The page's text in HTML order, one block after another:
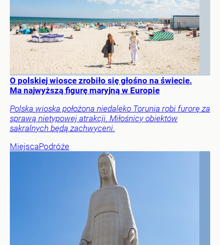
O polskiej wiosce zrobiło się głośno na świecie.
Ma najwyższą figurę maryjną w Europie
Polska wioska położona niedaleko Torunia robi furorę za
sprawą nietypowej atrakcji. Miłośnicy obiektów
sakralnych będą zachwyceni.
MiejscaPodróże